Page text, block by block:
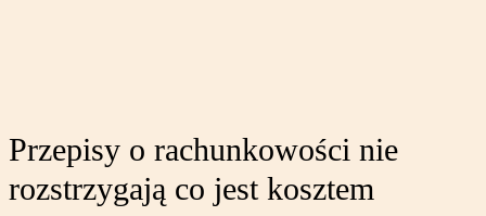
Przepisy o rachunkowości nie
rozstrzygają co jest kosztem